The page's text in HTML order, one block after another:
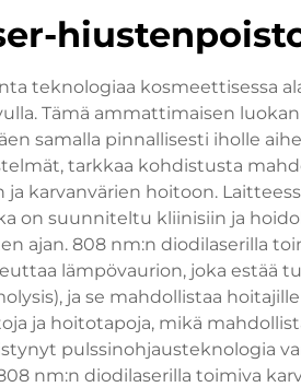
teknologiaa kosmeettisessa
Tämä ammattimaisen
samalla pinnallisesti iholle
tarkkaa kohdistusta
karvanvärien hoitoon.
suunniteltu kliinisiin ja
ajan. 808 nm:n diodilaserilla
lämpövaurion, joka estää
ja se mahdollistaa
ja hoitotapoja, mikä
pulssinohjausteknologia
nm:n diodilaserilla toimiva